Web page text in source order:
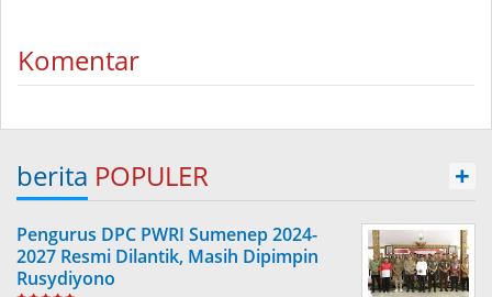
Komentar
berita POPULER +
Pengurus DPC PWRI Sumenep 2024-
2027 Resmi Dilantik, Masih Dipimpin
Rusydiyono